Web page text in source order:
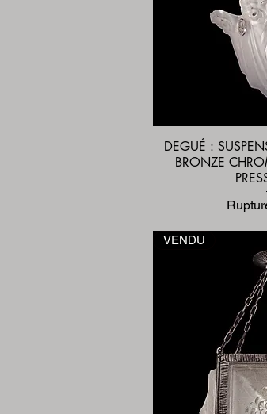
DEGUÉ :
BRONZE
VENDU